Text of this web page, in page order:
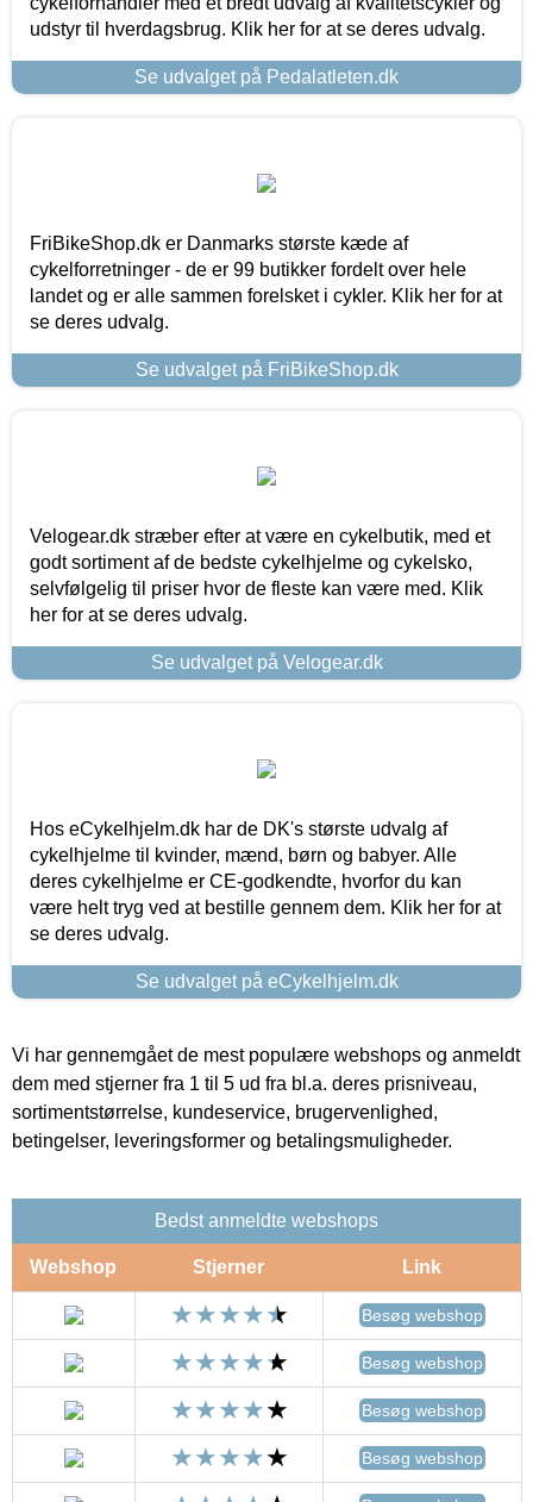
udstyr til hverdagsbrug. Klik her for at se deres udvalg.
Se udvalget på Pedalatleten.dk
FriBikeShop.dk er Danmarks største kæde af
cykelforretninger - de er 99 butikker fordelt over hele
landet og er alle sammen forelsket i cykler. Klik her for at
se deres udvalg.
Se udvalget på FriBikeShop.dk
Velogear.dk stræber efter at være en cykelbutik, med et
godt sortiment af de bedste cykelhjelme og cykelsko,
selvfølgelig til priser hvor de fleste kan være med. Klik
her for at se deres udvalg.
Se udvalget på Velogear.dk
Hos eCykelhjelm.dk har de DK's største udvalg af
cykelhjelme til kvinder, mænd, børn og babyer. Alle
deres cykelhjelme er CE-godkendte, hvorfor du kan
være helt tryg ved at bestille gennem dem. Klik her for at
se deres udvalg.
Se udvalget på eCykelhjelm.dk
Vi har gennemgået de mest populære webshops og anmeldt
dem med stjerner fra 1 til 5 ud fra bl.a. deres prisniveau,
sortimentstørrelse, kundeservice, brugervenlighed,
betingelser, leveringsformer og betalingsmuligheder.
Bedst anmeldte webshops
Webshop Stjerner Link
Besøg webshop
Besøg webshop
Besøg webshop
Besøg webshop